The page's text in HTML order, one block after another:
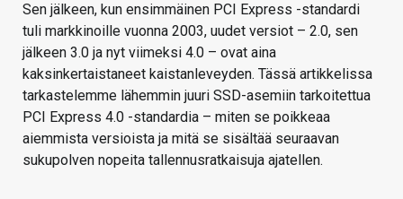
Sen jälkeen, kun ensimmäinen PCI Express -standardi
tuli markkinoille vuonna 2003, uudet versiot – 2.0, sen
jälkeen 3.0 ja nyt viimeksi 4.0 – ovat aina
kaksinkertaistaneet kaistanleveyden. Tässä artikkelissa
tarkastelemme lähemmin juuri SSD-asemiin tarkoitettua
PCI Express 4.0 -standardia – miten se poikkeaa
aiemmista versioista ja mitä se sisältää seuraavan
sukupolven nopeita tallennusratkaisuja ajatellen.